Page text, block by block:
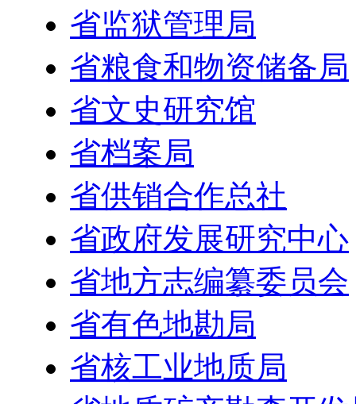
省监狱管理局
省粮食和物资储备局
省文史研究馆
省档案局
省供销合作总社
省政府发展研究中心
省地方志编纂委员会
省有色地勘局
省核工业地质局